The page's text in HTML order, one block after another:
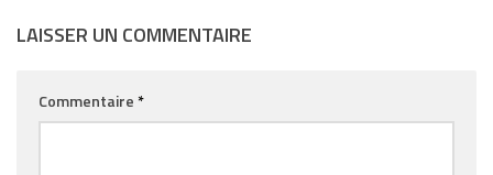
LAISSER UN COMMENTAIRE
Commentaire*